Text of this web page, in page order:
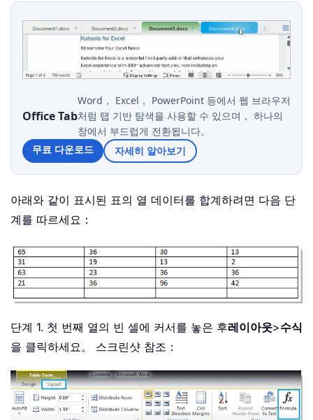
Office Tab
Word， Excel， PowerPoint 등에서 웹 브라우저
처럼 탭 기반 탐색을 사용할 수 있으며， 하나의
창에서 부드럽게 전환됩니다。
무료 다운로드
자세히 알아보기
아래와 같이 표시된 표의 열 데이터를 합계하려면 다음 단
계를 따르세요：
단계 1. 첫 번째 열의 빈 셀에 커서를 놓은 후레이아웃>수식
을 클릭하세요。 스크린샷 참조：